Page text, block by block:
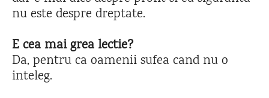
nu este despre dreptate.
E cea mai grea lectie?
Da, pentru ca oamenii sufea cand nu o
inteleg.